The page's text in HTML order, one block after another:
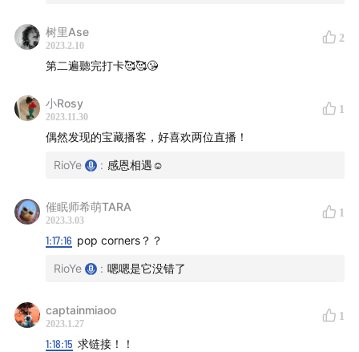
「过度强烈或持续过久的压力，会造出全身性的伤害，
包括影响肠道的完整性，让原本只在肠道出现的细菌分
修复机制又同时失效，肠道菌和这些菌的代谢产物会进
入血液，这就是肠漏。」
如果你更多肠道里面的微生物都是充满爱和光的，那你
不管你今天有没有肠漏症，你都要好好吃饭，都要更健
康地饮食。
炑星迹结尾
1:13:17原来这一期聊的是「我们为什么那么吃」
1:14:17以后会陆续和大家分享关于饮食的其他方面
树里Ase
2023.2.10
2
第二遍聽完打卡🥰🥰😘
小Rosy
2023.11.30
1
偶然发现的宝藏播客，好喜欢两位直播！
RioYe : 感恩相遇☺️
催眠师希萌TARA
2023.3.03
1
1:17:16 pop corners？？
RioYe : 嗯嗯是它没错了
captainmiaoo
2023.1.27
1
1:18:15 求链接！！